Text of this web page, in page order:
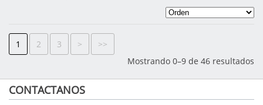
1 2 3 >
>>
Mostrando 0–9 de 46 resultados
CONTACTANOS